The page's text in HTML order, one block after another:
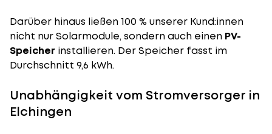
Darüber hinaus ließen 100 % unserer Kund:innen
nicht nur Solarmodule, sondern auch einen PV-
Speicher installieren. Der Speicher fasst im
Durchschnitt 9,6 kWh.
Unabhängigkeit vom Stromversorger in
Elchingen